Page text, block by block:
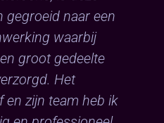
gegroeid naar een
waarbij
groot gedeelte
Het
en zijn team heb ik